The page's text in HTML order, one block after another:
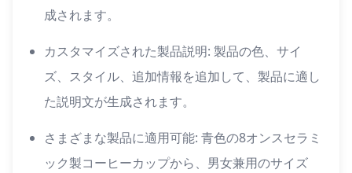
成されます。
カスタマイズされた製品説明: 製品の色、サイ
ズ、スタイル、追加情報を追加して、製品に適し
た説明文が生成されます。
さまざまな製品に適用可能: 青色の8オンスセラミ
ック製コーヒーカップから、男女兼用のサイズ